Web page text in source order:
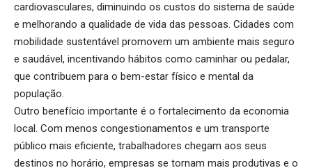
cardiovasculares, diminuindo os custos do sistema de saúde
e melhorando a qualidade de vida das pessoas. Cidades com
mobilidade sustentável promovem um ambiente mais seguro
e saudável, incentivando hábitos como caminhar ou pedalar,
que contribuem para o bem-estar físico e mental da
população.
Outro benefício importante é o fortalecimento da economia
local. Com menos congestionamentos e um transporte
público mais eficiente, trabalhadores chegam aos seus
destinos no horário, empresas se tornam mais produtivas e o